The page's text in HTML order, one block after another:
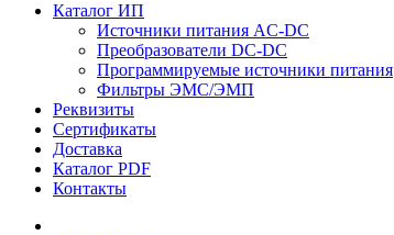
Каталог ИП
Источники питания AC-DC
Преобразователи DC-DC
Программируемые источники питания
Фильтры ЭМС/ЭМП
Реквизиты
Сертификаты
Доставка
Каталог PDF
Контакты